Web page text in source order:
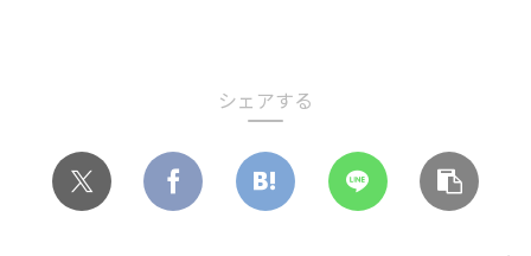
シェアする